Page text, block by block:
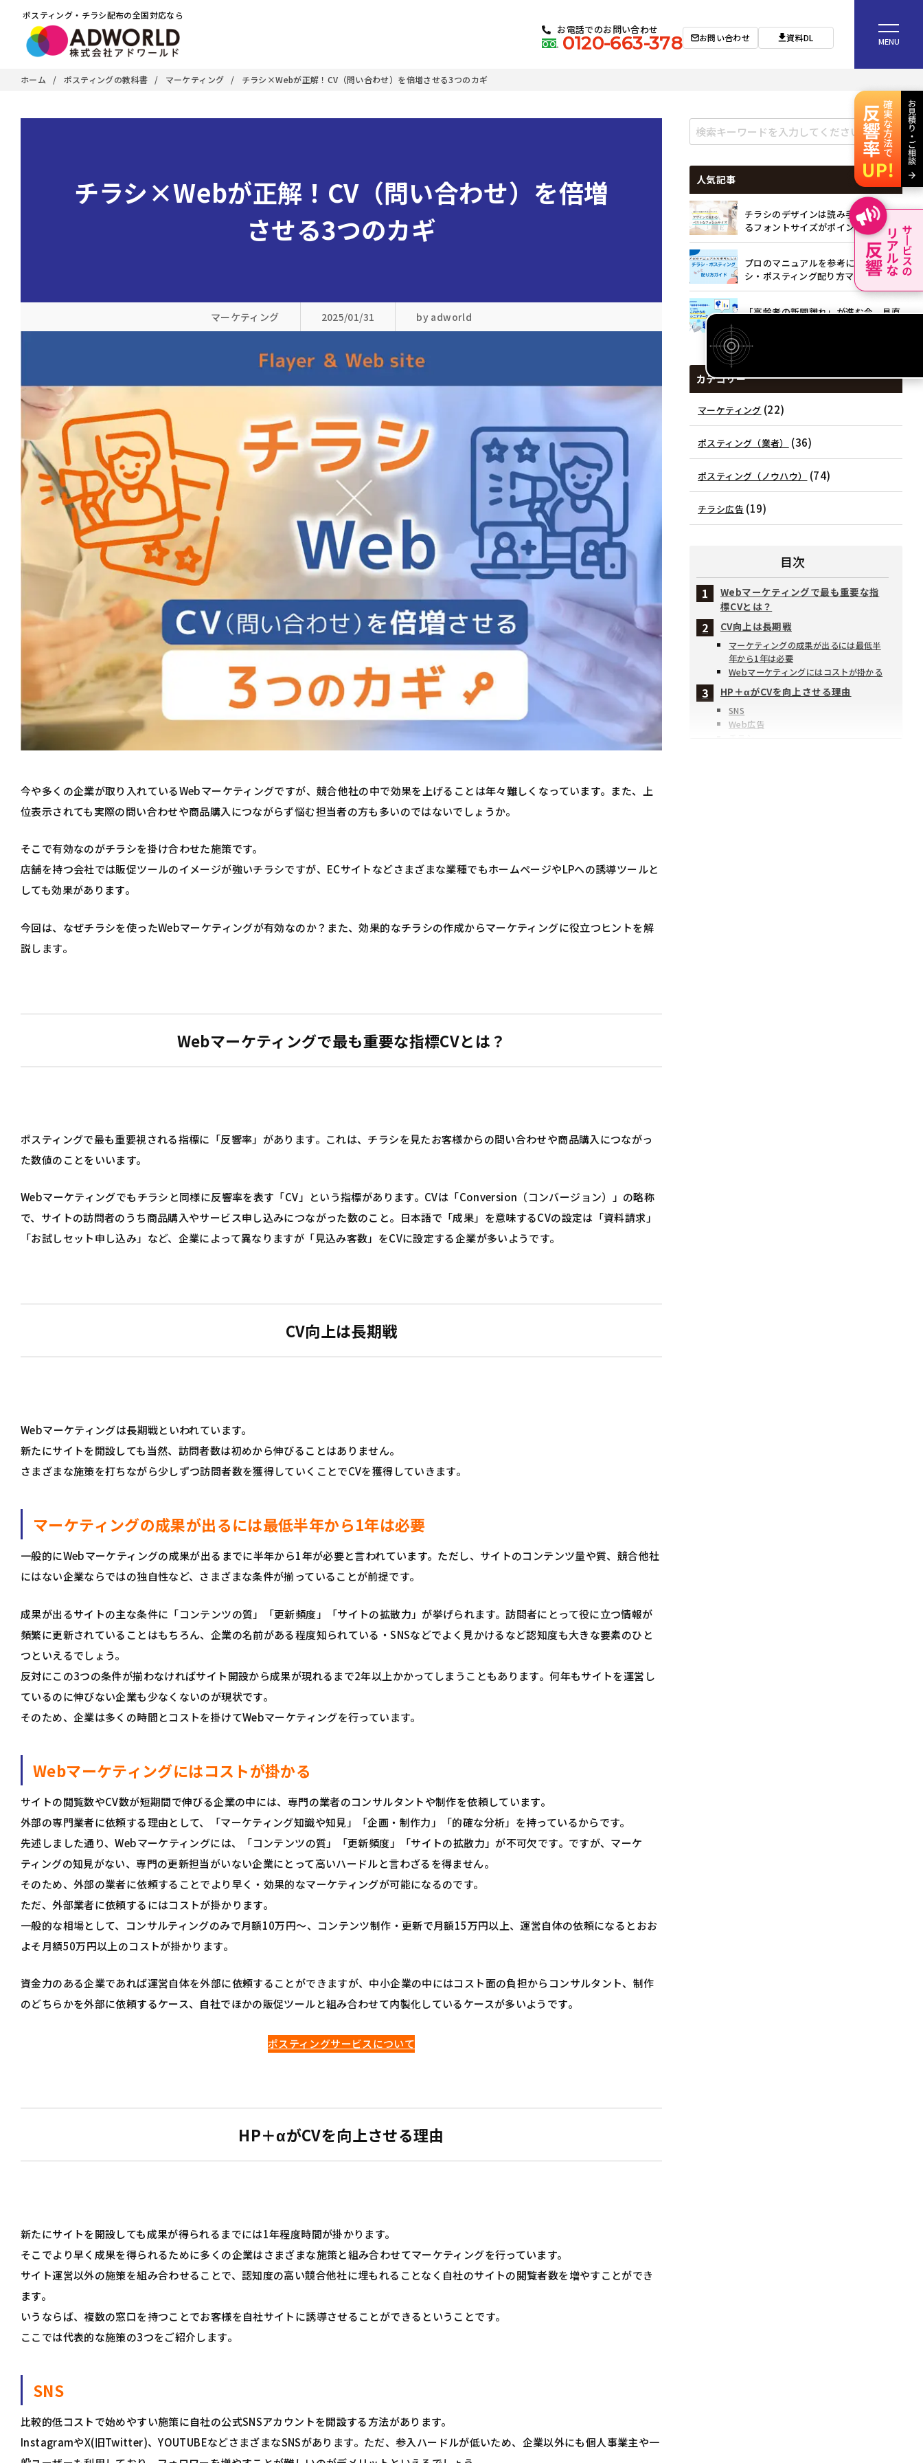
ポスティング・チラシ配布の全国対応なら
お電話でのお問い合わせ
0120-663-378 お問い合わせ 資料DL MENU
ホーム ポスティングの教科書 マーケティング チラシ×Webが正解！CV（問い合わせ）を倍増させる3つのカギ
チラシ×Webが正解！CV（問い合わせ）を倍増
させる3つのカギ
マーケティング 2025/01/31 by adworld
今や多くの企業が取り入れているWebマーケティングですが、競合他社の中で効果を上げることは年々難しくなっています。また、上
位表示されても実際の問い合わせや商品購入につながらず悩む担当者の方も多いのではないでしょうか。
そこで有効なのがチラシを掛け合わせた施策です。
店舗を持つ会社では販促ツールのイメージが強いチラシですが、ECサイトなどさまざまな業種でもホームページやLPヘの誘導ツールと
しても効果があります。
今回は、なぜチラシを使ったWebマーケティングが有効なのか？また、効果的なチラシの作成からマーケティングに役立つヒントを解
説します。
Webマーケティングで最も重要な指標CVとは？
ポスティングで最も重要視される指標に「反響率」があります。これは、チラシを見たお客様からの問い合わせや商品購入につながっ
た数値のことをいいます。
Webマーケティングでもチラシと同様に反響率を表す「CV」という指標があります。CVは「Conversion（コンバージョン）」の略称
で、サイトの訪問者のうち商品購入やサービス申し込みにつながった数のこと。日本語で「成果」を意味するCVの設定は「資料請求」
「お試しセット申し込み」など、企業によって異なりますが「見込み客数」をCVに設定する企業が多いようです。
CV向上は長期戦
Webマーケティングは長期戦といわれています。
新たにサイトを開設しても当然、訪問者数は初めから伸びることはありません。
さまざまな施策を打ちながら少しずつ訪問者数を獲得していくことでCVを獲得していきます。
マーケティングの成果が出るには最低半年から1年は必要
一般的にWebマーケティングの成果が出るまでに半年から1年が必要と言われています。ただし、サイトのコンテンツ量や質、競合他社
にはない企業ならではの独自性など、さまざまな条件が揃っていることが前提です。
成果が出るサイトの主な条件に「コンテンツの質」「更新頻度」「サイトの拡散力」が挙げられます。訪問者にとって役に立つ情報が
頻繁に更新されていることはもちろん、企業の名前がある程度知られている・SNSなどでよく見かけるなど認知度も大きな要素のひと
つといえるでしょう。
反対にこの3つの条件が揃わなければサイト開設から成果が現れるまで2年以上かかってしまうこともあります。何年もサイトを運営し
ているのに伸びない企業も少なくないのが現状です。
そのため、企業は多くの時間とコストを掛けてWebマーケティングを行っています。
Webマーケティングにはコストが掛かる
サイトの閲覧数やCV数が短期間で伸びる企業の中には、専門の業者のコンサルタントや制作を依頼しています。
外部の専門業者に依頼する理由として、「マーケティング知識や知見」「企画・制作力」「的確な分析」を持っているからです。
先述しました通り、Webマーケティングには、「コンテンツの質」「更新頻度」「サイトの拡散力」が不可欠です。ですが、マーケ
ティングの知見がない、専門の更新担当がいない企業にとって高いハードルと言わざるを得ません。
そのため、外部の業者に依頼することでより早く・効果的なマーケティングが可能になるのです。
ただ、外部業者に依頼するにはコストが掛かります。
一般的な相場として、コンサルティングのみで月額10万円～、コンテンツ制作・更新で月額15万円以上、運営自体の依頼になるとおお
よそ月額50万円以上のコストが掛かります。
資金力のある企業であれば運営自体を外部に依頼することができますが、中小企業の中にはコスト面の負担からコンサルタント、制作
のどちらかを外部に依頼するケース、自社でほかの販促ツールと組み合わせて内製化しているケースが多いようです。
ポスティングサービスについて
HP＋αがCVを向上させる理由
新たにサイトを開設しても成果が得られるまでには1年程度時間が掛かります。
そこでより早く成果を得られるために多くの企業はさまざまな施策と組み合わせてマーケティングを行っています。
サイト運営以外の施策を組み合わせることで、認知度の高い競合他社に埋もれることなく自社のサイトの閲覧者数を増やすことができ
ます。
いうならば、複数の窓口を持つことでお客様を自社サイトに誘導させることができるということです。
ここでは代表的な施策の3つをご紹介します。
SNS
比較的低コストで始めやすい施策に自社の公式SNSアカウントを開設する方法があります。
InstagramやX(旧Twitter)、YOUTUBEなどさまざまなSNSがあります。ただ、参入ハードルが低いため、企業以外にも個人事業主や一
人気記事
チラシのデザインは読み手目線で考え
るフォントサイズがポイント
プロのマニュアルを参考にしたチラ
シ・ポスティング配り方マニュアル
「高齢者の新聞離れ」が進む今、見直
ティングの可能性
カテゴリー
マーケティング (22)
ポスティング（業者） (36)
ポスティング（ノウハウ） (74)
チラシ広告 (19)
目次
Webマーケティングで最も重要な指
標CVとは？
CV向上は長期戦
マーケティングの成果が出るには最低半
年から1年は必要
Webマーケティングにはコストが掛かる
HP＋αがCVを向上させる理由
SNS
Web広告